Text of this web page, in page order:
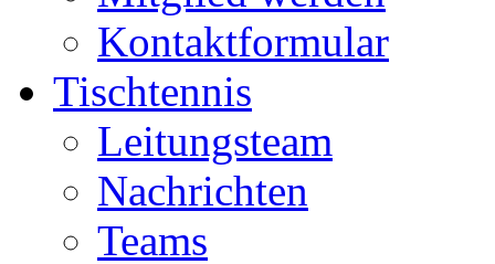
Kontaktformular
Tischtennis
Leitungsteam
Nachrichten
Teams